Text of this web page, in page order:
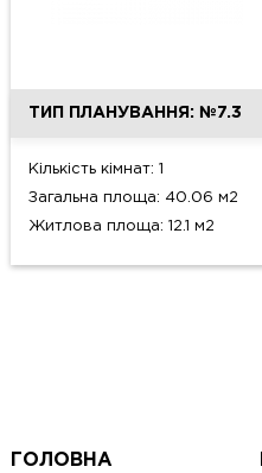
ТИП ПЛАНУВАННЯ: №7.3
Кількість кімнат: 1
Загальна площа: 40.06 м2
Житлова площа: 12.1 м2
ГОЛОВНА